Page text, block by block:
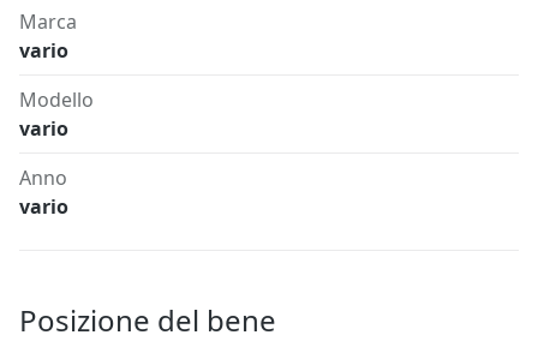
Marca
vario
Modello
vario
Anno
vario
Posizione del bene